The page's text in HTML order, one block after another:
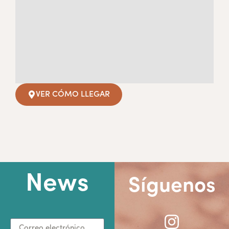
VER CÓMO LLEGAR
News Síguenos